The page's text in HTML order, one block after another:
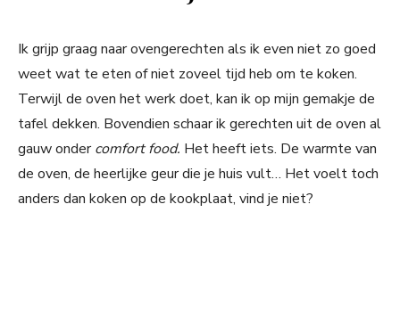
Ik grijp graag naar ovengerechten als ik even niet zo goed
weet wat te eten of niet zoveel tijd heb om te koken.
Terwijl de oven het werk doet, kan ik op mijn gemakje de
tafel dekken. Bovendien schaar ik gerechten uit de oven al
gauw ondercomfort food. Het heeft iets. De warmte van
de oven, de heerlijke geur die je huis vult… Het voelt toch
anders dan koken op de kookplaat, vind je niet?